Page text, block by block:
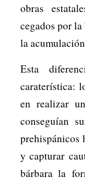
obras
cegados por
la
Esta
caraterística:
en realizar
conseguían
prehispánicos
y capturar
bárbara la